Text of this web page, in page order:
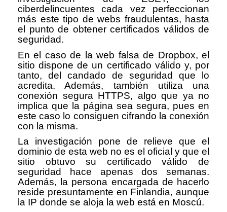
ciberdelincuentes cada vez perfeccionan
más este tipo de webs fraudulentas, hasta
el punto de obtener certificados válidos de
seguridad.
En el caso de la web falsa de Dropbox, el
sitio dispone de un certificado válido y, por
tanto, del candado de seguridad que lo
acredita. Además, también utiliza una
conexión segura HTTPS, algo que ya no
implica que la página sea segura, pues en
este caso lo consiguen cifrando la conexión
con la misma.
La investigación pone de relieve que el
dominio de esta web no es el oficial y que el
sitio obtuvo su certificado válido de
seguridad hace apenas dos semanas.
Además, la persona encargada de hacerlo
reside presuntamente en Finlandia, aunque
la IP donde se aloja la web está en Moscú.